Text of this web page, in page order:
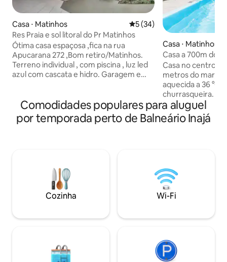
Casa ⋅ Matinhos 5 de uma avaliação média
5 (34)
Res Praia e sol litoral do Pr Matinhos
Ótima casa espaçosa ,fica na rua
Apucarana 272 ,Bom retiro/Matinhos.
Terreno individual , com piscina , luz led
azul com cascata e hidro. Garagem e
revitalizada ,1 km do centro e mercado
do peixe , 3 km da praia mansa Caiobá.
Estamos a 200 m panificadora soley e
espaços para os pets.
Casa ⋅ Matinhos
Casa a 700m do
aquecida e ar-
Casa no centro
metros do mar,
aquecida a 36 °C
churrasqueira.
com melhor
de cama incluída
atendem bem
friendly, em um espaço pensado para
reunir família e
Brava e do pico
Comodidades populares para aluguel
por temporada perto de Balneário Inajá
Cozinha Wi-Fi